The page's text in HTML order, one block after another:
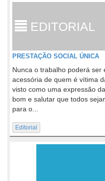
EDITORIAL
PRESTAÇÃO SOCIAL ÚNICA
Nunca o trabalho poderá ser
acessória de quem é vítima
visto como uma expressão
bom e salutar que todos
para o...
Editorial